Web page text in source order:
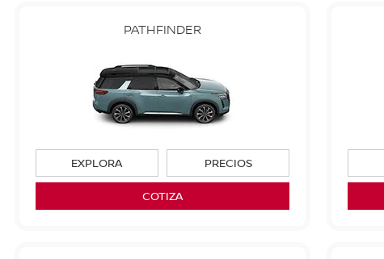
PATHFINDER
EXPLORA PRECIOS
COTIZA